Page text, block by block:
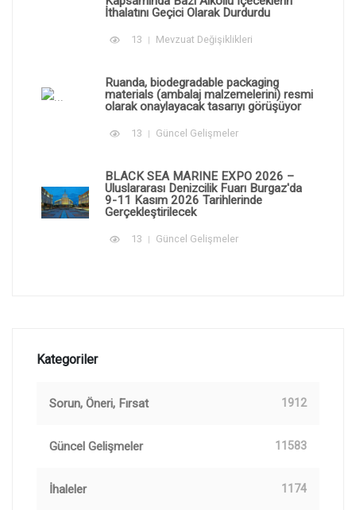
İthalatını Geçici Olarak Durdurdu
13 Mevzuat Değişiklikleri
Ruanda, biodegradable packaging
materials (ambalaj malzemelerini) resmi
olarak onaylayacak tasarıyı görüşüyor
13 Güncel Gelişmeler
BLACK SEA MARINE EXPO 2026 –
Uluslararası Denizcilik Fuarı Burgaz'da
9-11 Kasım 2026 Tarihlerinde
Gerçekleştirilecek
13 Güncel Gelişmeler
Kategoriler
Sorun, Öneri, Fırsat 1912
Güncel Gelişmeler 11583
İhaleler 1174